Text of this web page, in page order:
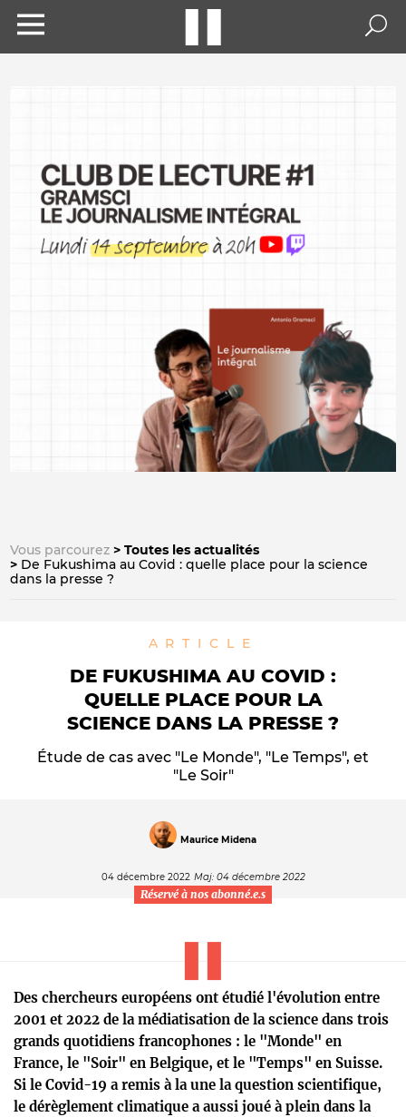
Vous parcourez
Toutes les actualités
De Fukushima au Covid : quelle place pour la science
dans la presse ?
ARTICLE
DE FUKUSHIMA AU COVID :
QUELLE PLACE POUR LA
SCIENCE DANS LA PRESSE ?
Étude de cas avec "Le Monde", "Le Temps", et
"Le Soir"
Maurice Midena
04 décembre 2022 Maj: 04 décembre 2022
Réservé à nos abonné.e.s
Des chercheurs européens ont étudié l'évolution entre
2001 et 2022 de la médiatisation de la science dans trois
grands quotidiens francophones : le "Monde" en
France, le "Soir" en Belgique, et le "Temps" en Suisse.
Si le Covid-19 a remis à la une la question scientifique,
le dérèglement climatique a aussi joué à plein dans la